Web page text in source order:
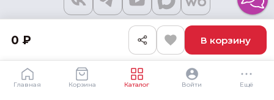
Главная Корзина Каталог Войти Ещё
0 ₽ В корзину
2018 - 2026 © KSKSHOP.RU